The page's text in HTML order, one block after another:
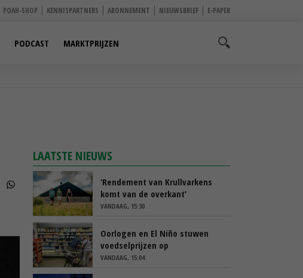
POAH-SHOP KENNISPARTNERS ABONNEMENT NIEUWSBRIEF E-PAPER
PODCAST MARKTPRIJZEN
LAATSTE NIEUWS
‘Rendement van Krullvarkens
komt van de overkant’
VANDAAG, 15:30
Oorlogen en El Niño stuwen
voedselprijzen op
VANDAAG, 15:04